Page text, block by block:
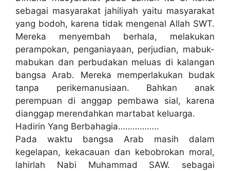
sebagai masyarakat jahiliyah yaitu masyarakat
yang bodoh, karena tidak mengenal Allah SWT.
Mereka menyembah berhala, melakukan
perampokan, penganiayaan, perjudian, mabuk-
mabukan dan perbudakan meluas di kalangan
bangsa Arab. Mereka memperlakukan budak
tanpa perikemanusiaan. Bahkan anak
perempuan di anggap pembawa sial, karena
dianggap merendahkan martabat keluarga.
Hadirin Yang Berbahagia……………..
Pada waktu bangsa Arab masih dalam
kegelapan, kekacauan dan kebobrokan moral,
lahirlah Nabi Muhammad SAW. sebagai